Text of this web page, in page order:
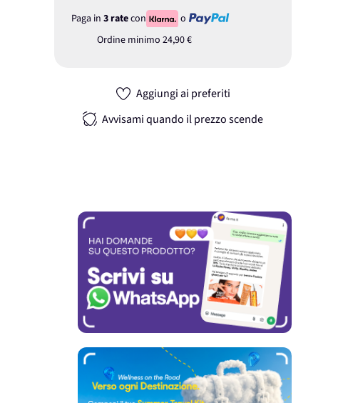
Paga in 3 ratecon
o
Ordine minimo 24,90 €
Aggiungi ai preferiti
Avvisami quando il prezzo scende